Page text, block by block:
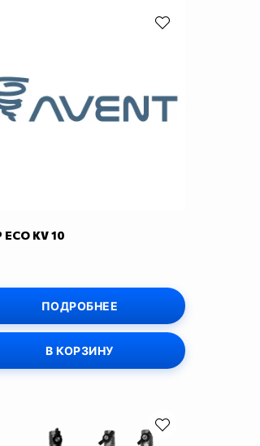
ECO KV 10
ПОДРОБНЕЕ
В КОРЗИНУ